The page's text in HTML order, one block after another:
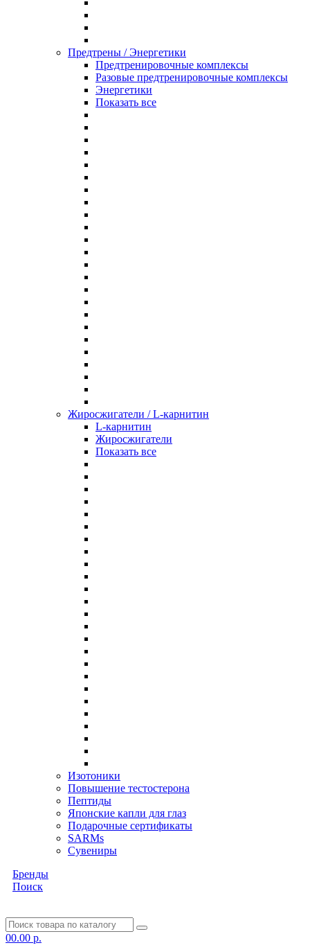
Предтрены / Энергетики
Предтренировочные комплексы
Разовые предтренировочные комплексы
Энергетики
Показать все
Жиросжигатели / L-карнитин
L-карнитин
Жиросжигатели
Показать все
Изотоники
Повышение тестостерона
Пептиды
Японские капли для глаз
Подарочные сертификаты
SARMs
Сувениры
Бренды
Поиск
00.00 р.